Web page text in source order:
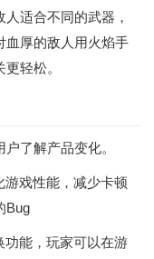
适合不同的武器，
血厚的敌人用火焰手
轻松。
了解产品变化。
游戏性能，减少卡顿
Bug
功能，玩家可以在游